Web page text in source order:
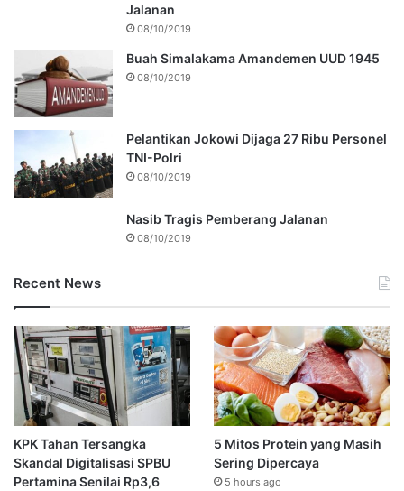
Jalanan
08/10/2019
Buah Simalakama Amandemen UUD 1945
08/10/2019
Pelantikan Jokowi Dijaga 27 Ribu Personel
TNI-Polri
08/10/2019
Nasib Tragis Pemberang Jalanan
08/10/2019
Recent News
KPK Tahan Tersangka
Skandal Digitalisasi SPBU
Pertamina Senilai Rp3,6
5 Mitos Protein yang Masih
Sering Dipercaya
5 hours ago